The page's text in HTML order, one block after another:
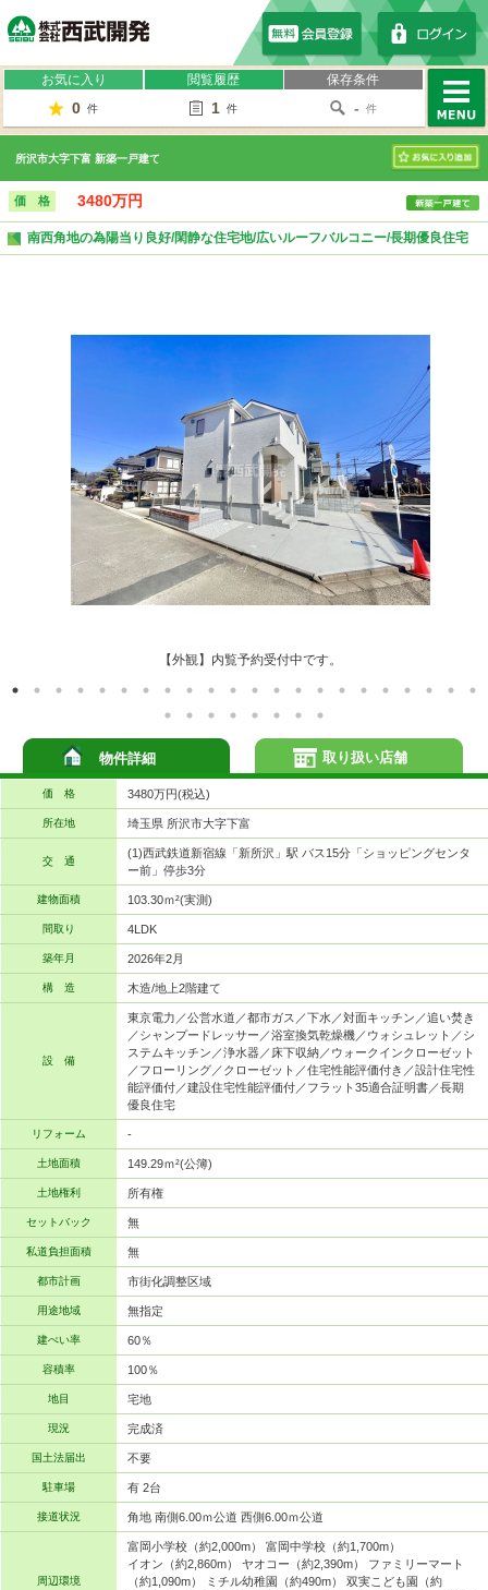
お気に入り
0 件
閲覧履歴
1 件
保存条件
- 件
MENU
所沢市大字下富 新築一戸建て
お気に入り
価 格 3480万円
南西角地の為陽当り良好/閑静な住宅地/広いルーフバルコニー/長期優良住宅
【外観】内覧予約受付中です。
物件詳細
価 格 3480万円(税込)
所在地 埼玉県 所沢市大字下富
交 通
(1)西武鉄道新宿線「新所沢」駅 バス15分「ショッピングセンタ
ー前」停歩3分
建物面積 103.30ｍ²(実測)
間取り 4LDK
築年月 2026年2月
構 造 木造/地上2階建て
設 備
東京電力／公営水道／都市ガス／下水／対面キッチン／追い焚き
／シャンプードレッサー／浴室換気乾燥機／ウォシュレット／シ
ステムキッチン／浄水器／床下収納／ウォークインクローゼット
／フローリング／クローゼット／住宅性能評価付き／設計住宅性
能評価付／建設住宅性能評価付／フラット35適合証明書／長期
優良住宅
リフォーム -
土地面積 149.29ｍ²(公簿)
土地権利 所有権
セットバック 無
私道負担面積 無
都市計画 市街化調整区域
用途地域 無指定
建ぺい率 60％
容積率 100％
地目 宅地
現況 完成済
国土法届出 不要
駐車場 有 2台
接道状況 角地 南側6.00ｍ公道 西側6.00ｍ公道
周辺環境
富岡小学校（約2,000m） 富岡中学校（約1,700m）
イオン（約2,860m） ヤオコー（約2,390m） ファミリーマート
（約1,090m） ミチル幼稚園（約490m） 双実こども園（約
取り扱い店舗